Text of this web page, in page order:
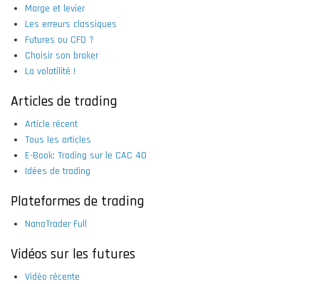
Marge et levier
Les erreurs classiques
Futures ou CFD ?
Choisir son broker
La volatilité !
Articles de trading
Article récent
Tous les articles
E-Book: Trading sur le CAC 40
Idées de trading
Plateformes de trading
NanoTrader Full
Vidéos sur les futures
Vidéo récente